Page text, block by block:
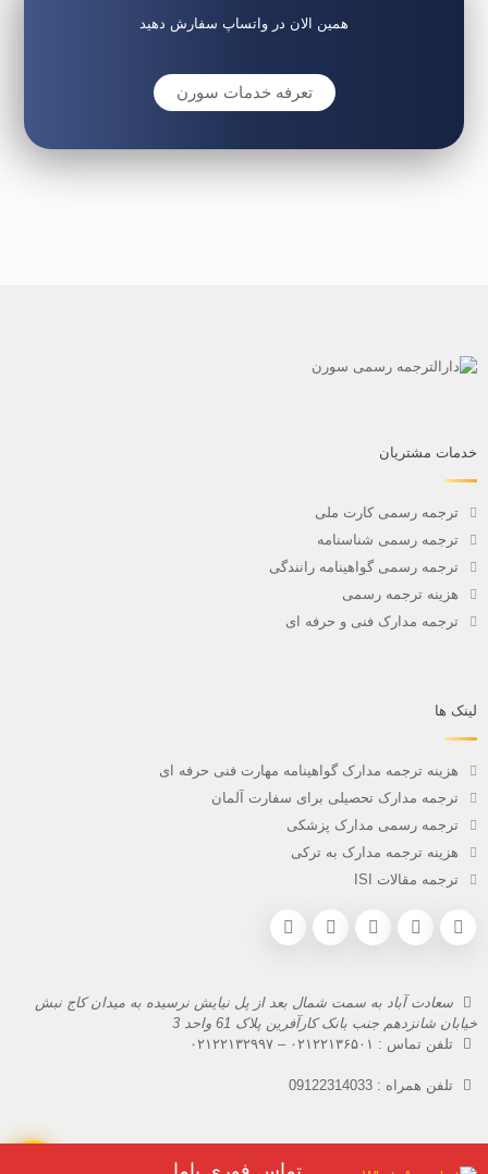
همین الان در واتساپ سفارش دهید
تعرفه خدمات سورن
خدمات مشتریان
ترجمه رسمی کارت ملی
ترجمه رسمی شناسنامه
ترجمه رسمی گواهینامه رانندگی
هزینه ترجمه رسمی
ترجمه مدارک فنی و حرفه ای
لینک ها
هزینه ترجمه مدارک گواهینامه مهارت فنی حرفه ای
ترجمه مدارک تحصیلی برای سفارت آلمان
ترجمه رسمی مدارک پزشکی
هزینه ترجمه مدارک به ترکی
ترجمه مقالات ISI
سعادت آباد به سمت شمال بعد از پل نیایش نرسیده به میدان کاج نبش
خیابان شانزدهم جنب بانک کارآفرین پلاک 61 واحد 3
تلفن تماس : ۰۲۱۲۲۱۳۶۵۰۱ –۰۲۱۲۲۱۳۲۹۹۷
تلفن همراه :09122314033